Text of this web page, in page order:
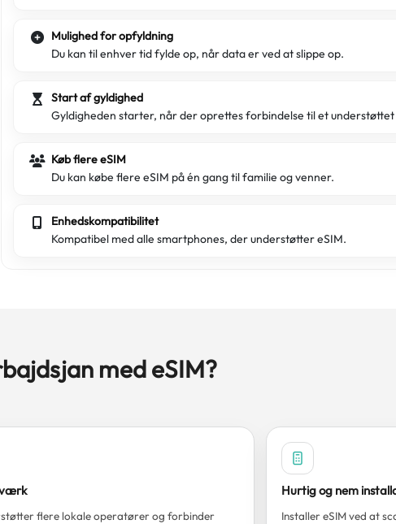
Mulighed for opfyldning
Du kan til enhver tid fylde op, når data er ved at slippe op.
Start af gyldighed
Gyldigheden starter, når der oprettes forbindelse til et
Køb flere eSIM
Du kan købe flere eSIM på én gang til familie og venner.
Enhedskompatibilitet
Kompatibel med alle smartphones, der understøtter eSIM.
med eSIM?
flere lokale operatører og forbinder
Hurtig og nem
Installer eSIM ved at